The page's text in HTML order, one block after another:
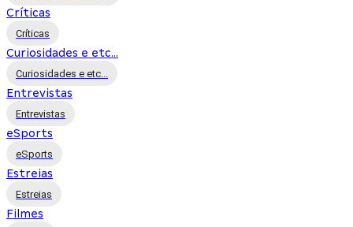
Críticas
Críticas
Curiosidades e etc...
Curiosidades e etc...
Entrevistas
Entrevistas
eSports
eSports
Estreias
Estreias
Filmes